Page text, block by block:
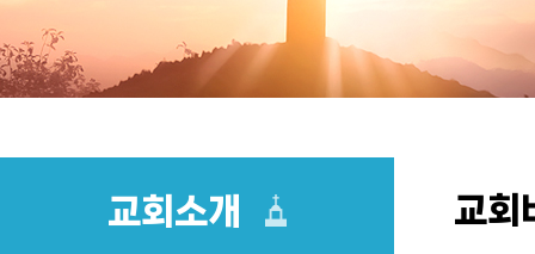
교회소개 교회